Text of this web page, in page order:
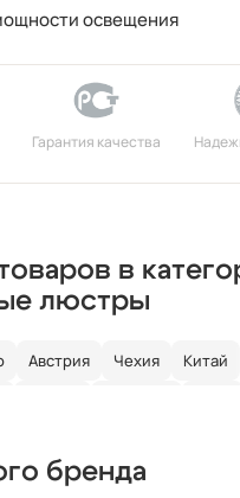
освещения
в
люстры
Австрия Чехия Китай
светодиодные
бренда